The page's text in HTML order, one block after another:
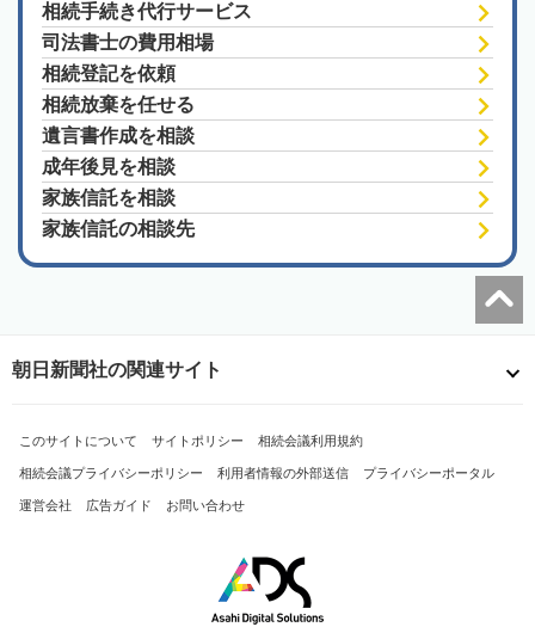
相続手続き代行サービス
司法書士の費用相場
相続登記を依頼
相続放棄を任せる
遺言書作成を相談
成年後見を相談
家族信託を相談
家族信託の相談先
朝日新聞社の関連サイト
このサイトについて サイトポリシー 相続会議利用規約
相続会議プライバシーポリシー 利用者情報の外部送信 プライバシーポータル
運営会社 広告ガイド お問い合わせ